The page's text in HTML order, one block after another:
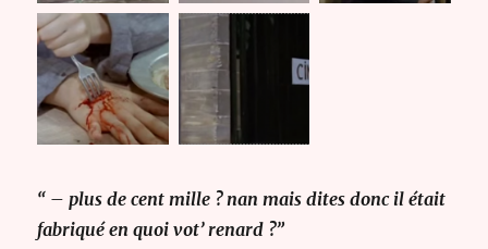
“ – plus de cent mille ? nan mais dites donc il était
fabriqué en quoi vot’ renard ?”